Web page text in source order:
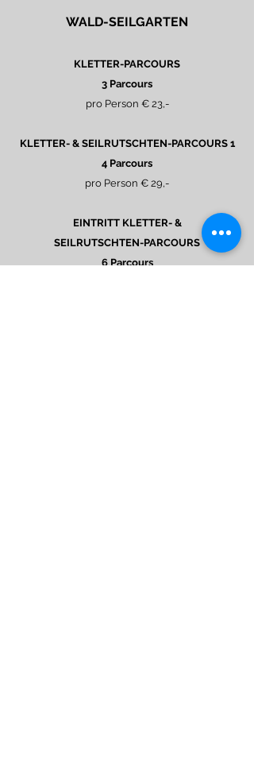
WALD-SEILGARTEN
KLETTER-PARCOURS
3 Parcours
pro Person € 23,-
KLETTER- & SEILRUTSCHTEN-PARCOURS 1
4 Parcours
pro Person € 29,-
EINTRITT KLETTER- &
SEILRUTSCHTEN-PARCOURS
6 Parcours